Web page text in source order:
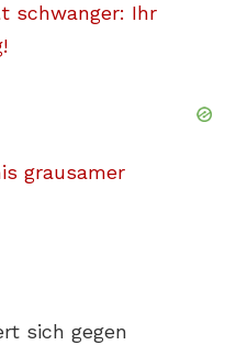
schwanger: Ihr
grausamer
sich gegen